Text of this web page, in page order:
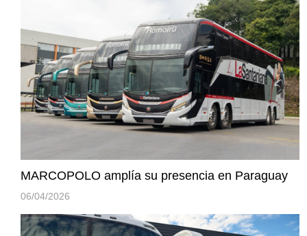
MARCOPOLO amplía su presencia en Paraguay
06/04/2026